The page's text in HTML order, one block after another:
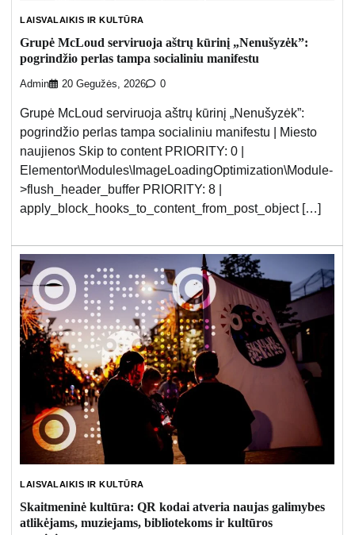
LAISVALAIKIS IR KULTŪRA
Grupė McLoud serviruoja aštrų kūrinį „Nenušyzėk”:
pogrindžio perlas tampa socialiniu manifestu
Admin 20 Gegužės, 2026 0
Grupė McLoud serviruoja aštrų kūrinį „Nenušyzėk”:
pogrindžio perlas tampa socialiniu manifestu | Miesto
naujienos Skip to content PRIORITY: 0 |
Elementor\Modules\ImageLoadingOptimization\Module-
>flush_header_buffer PRIORITY: 8 |
apply_block_hooks_to_content_from_post_object […]
LAISVALAIKIS IR KULTŪRA
Skaitmeninė kultūra: QR kodai atveria naujas galimybes
atlikėjams, muziejams, bibliotekoms ir kultūros